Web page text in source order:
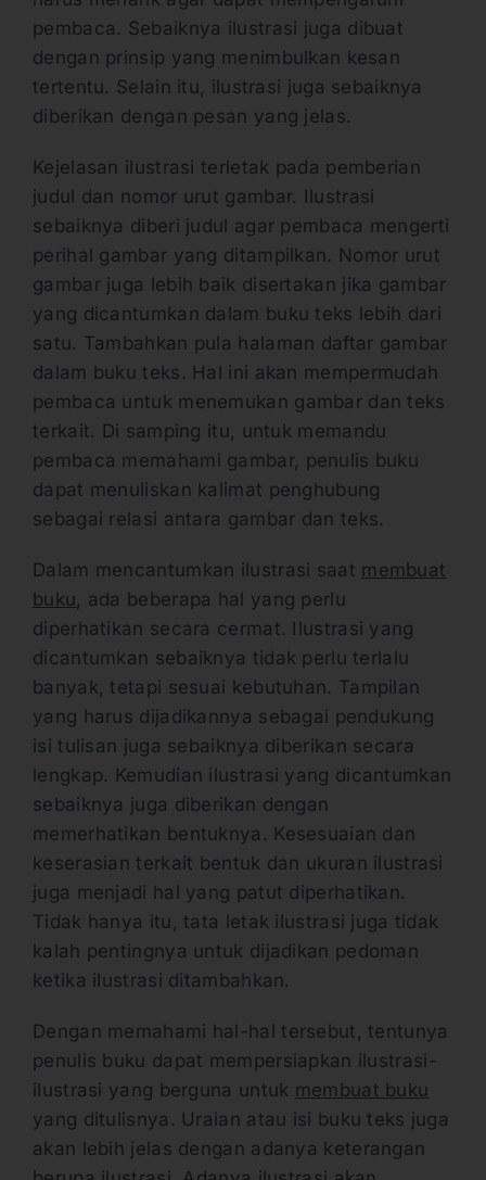
pembaca. Sebaiknya ilustrasi juga dibuat
dengan prinsip yang menimbulkan kesan
tertentu. Selain itu, ilustrasi juga sebaiknya
diberikan dengan pesan yang jelas.
Kejelasan ilustrasi terletak pada pemberian
judul dan nomor urut gambar. Ilustrasi
sebaiknya diberi judul agar pembaca mengerti
perihal gambar yang ditampilkan. Nomor urut
gambar juga lebih baik disertakan jika gambar
yang dicantumkan dalam buku teks lebih dari
satu. Tambahkan pula halaman daftar gambar
dalam buku teks. Hal ini akan mempermudah
pembaca untuk menemukan gambar dan teks
terkait. Di samping itu, untuk memandu
pembaca memahami gambar, penulis buku
dapat menuliskan kalimat penghubung
sebagai relasi antara gambar dan teks.
Dalam mencantumkan ilustrasi saat membuat
buku, ada beberapa hal yang perlu
diperhatikan secara cermat. Ilustrasi yang
dicantumkan sebaiknya tidak perlu terlalu
banyak, tetapi sesuai kebutuhan. Tampilan
yang harus dijadikannya sebagai pendukung
isi tulisan juga sebaiknya diberikan secara
lengkap. Kemudian ilustrasi yang dicantumkan
sebaiknya juga diberikan dengan
memerhatikan bentuknya. Kesesuaian dan
keserasian terkait bentuk dan ukuran ilustrasi
juga menjadi hal yang patut diperhatikan.
Tidak hanya itu, tata letak ilustrasi juga tidak
kalah pentingnya untuk dijadikan pedoman
ketika ilustrasi ditambahkan.
Dengan memahami hal-hal tersebut, tentunya
penulis buku dapat mempersiapkan ilustrasi-
ilustrasi yang berguna untuk membuat buku
yang ditulisnya. Uraian atau isi buku teks juga
akan lebih jelas dengan adanya keterangan